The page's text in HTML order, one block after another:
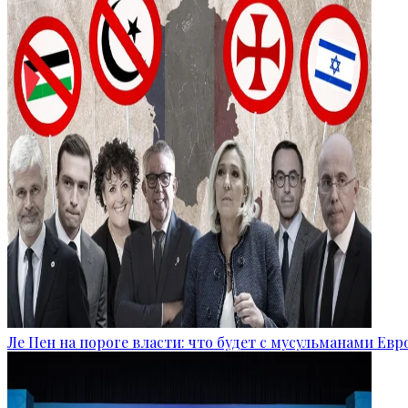
Ле Пен на пороге власти: что будет с мусульманами